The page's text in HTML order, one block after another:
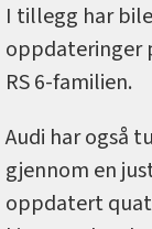
I tillegg har
oppdateringer
RS 6-familien.
Audi har også
gjennom en
oppdatert